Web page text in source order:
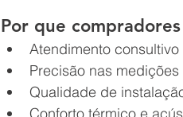
Por que
Atendimento
Precisão nas
Qualidade de